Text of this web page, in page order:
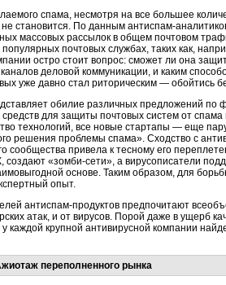
спама, несмотря на все большее
становится. По данным антиспам-
массовых рассылок в общем почтовом
почтовых службах, таких как,
остро стоит вопрос: сможет ли она
деловой коммуникации, и каким
уже давно стал риторическим — обойтись
обилие различных предложений по
для защиты почтовых систем от
технологий, все новые стартапы — еще
решения проблемы спама». Сходство с
сообщества привела к тесному его
«зомби-сети», а вирусописатели
основе. Таким образом, для
опыт.
антиспам-продуктов предпочитают
атак, и от вирусов. Порой даже в ущерб
каждой крупной антивирусной компании
переполненного рынка